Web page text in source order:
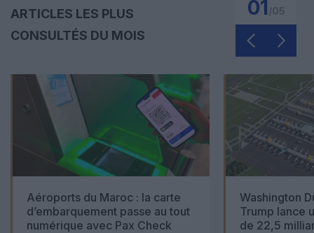
ARTICLES LES PLUS
CONSULTÉS DU MOIS
01
Aéroports du Maroc : la carte
d’embarquement passe au tout
numérique avec Pax Check
Washington
Trump lance
de 22,5